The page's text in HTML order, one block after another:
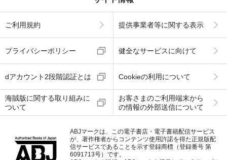
ご利用規約 提供事業者等に関する表示
プライバシーポリシー 健全なサービスに向けて
dアカウント2段階認証とは Cookieの利用について
海賊版に関する取り組みに
ついて
お客さまのご利用端末から
の情報の外部送信について
ABJマークは、この電子書店・電子書籍配信サービス
が、著作権者からコンテンツ使用許諾を得た正規版配
信サービスであることを示す登録商標（登録番号 第
6091713号）です。